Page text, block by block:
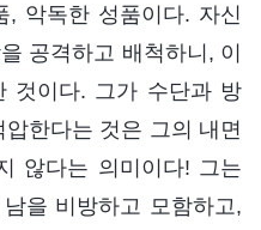
, 악독한 성품이다. 자신
공격하고 배척하니, 이
것이다. 그가 수단과 방
한다는 것은 그의 내면
않다는 의미이다! 그는
을 비방하고 모함하고,